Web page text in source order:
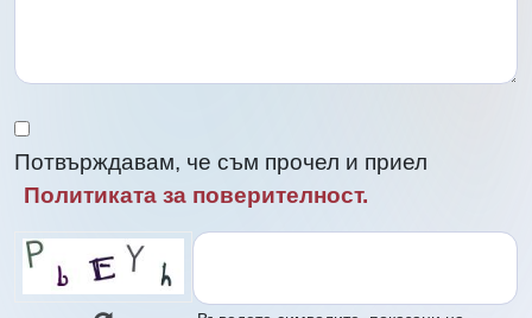
Потвърждавам, че съм прочел и приел
Политиката за поверителност.